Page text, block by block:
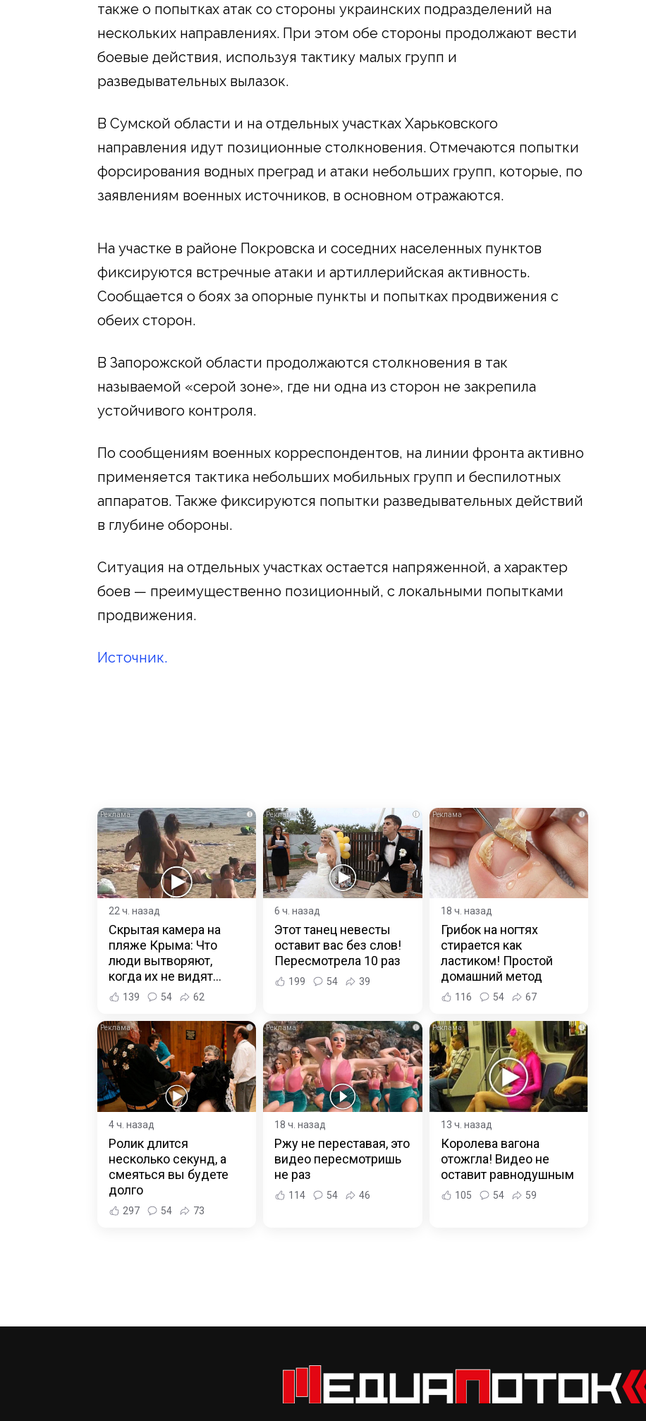
также о попытках атак со стороны украинских подразделений на
нескольких направлениях. При этом обе стороны продолжают вести
боевые действия, используя тактику малых групп и
разведывательных вылазок.
В Сумской области и на отдельных участках Харьковского
направления идут позиционные столкновения. Отмечаются попытки
форсирования водных преград и атаки небольших групп, которые, по
заявлениям военных источников, в основном отражаются.
На участке в районе Покровска и соседних населенных пунктов
фиксируются встречные атаки и артиллерийская активность.
Сообщается о боях за опорные пункты и попытках продвижения с
обеих сторон.
В Запорожской области продолжаются столкновения в так
называемой «серой зоне», где ни одна из сторон не закрепила
устойчивого контроля.
По сообщениям военных корреспондентов, на линии фронта активно
применяется тактика небольших мобильных групп и беспилотных
аппаратов. Также фиксируются попытки разведывательных действий
в глубине обороны.
Ситуация на отдельных участках остается напряженной, а характер
боев — преимущественно позиционный, с локальными попытками
продвижения.
Источник.
i
22 ч. назад
Скрытая камера на
пляже Крыма: Что
люди вытворяют,
когда их не видят...
139 54 62
i
6 ч. назад
Этот танец невесты
оставит вас без слов!
Пересмотрела 10 раз
199 54 39
i
18 ч. назад
Грибок на ногтях
стирается как
ластиком! Простой
домашний метод
116 54 67
i
4 ч. назад
Ролик длится
несколько секунд, а
смеяться вы будете
долго
297 54 73
i
18 ч. назад
Ржу не переставая, это
видео пересмотришь
не раз
114 54 46
i
13 ч. назад
Королева вагона
отожгла! Видео не
оставит равнодушным
105 54 59